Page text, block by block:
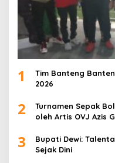
1
Tim Banteng
2026
2
Turnamen Sepak
oleh Artis OVJ Azis
3
Bupati Dewi:
Sejak Dini